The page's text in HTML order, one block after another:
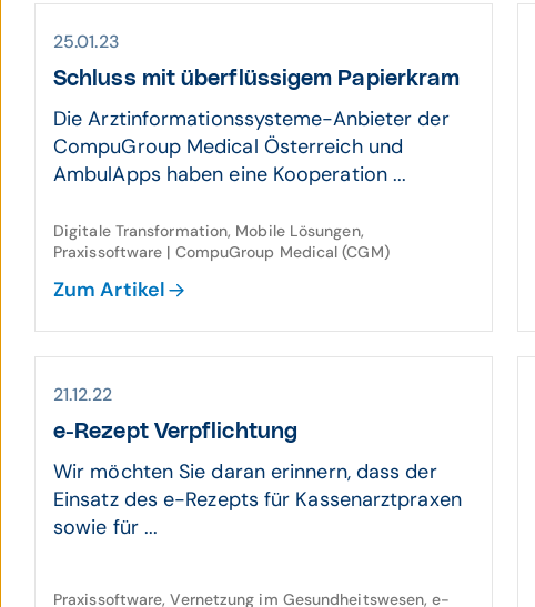
25.01.23
Schluss mit über­flüssigem Papier­kram
Die Arztinformationssysteme-Anbieter der
CompuGroup Medical Österreich und
AmbulApps haben eine Kooperation ...
Digitale Transformation, Mobile Lösungen,
Praxissoftware | CompuGroup Medical (CGM)
Zum Artikel
21.12.22
e-Rezept Verpflichtung
Wir möchten Sie daran erinnern, dass der
Einsatz des e-Rezepts für Kassenarztpraxen
sowie für ...
Praxissoftware, Vernetzung im Gesundheitswesen, e-